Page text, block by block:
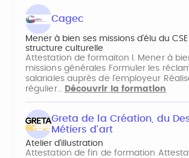
Cagec
Mener à bien ses missions d'élu du
structure culturelle
Attestation de formaiton I. Mener à
missions générales Formuler les
salariales auprès de l’employeur
régulier…
Découvrir la formation
Greta de la Création, du
Métiers d'art
Atelier d’illustration
Attestation de fin de formation